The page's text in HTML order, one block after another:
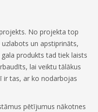
No projekta top
un apstiprināts,
produkts tad tiek laists
lai veiktu tālākus
ir tas, ar ko nodarbojas
pētījumus nākotnes